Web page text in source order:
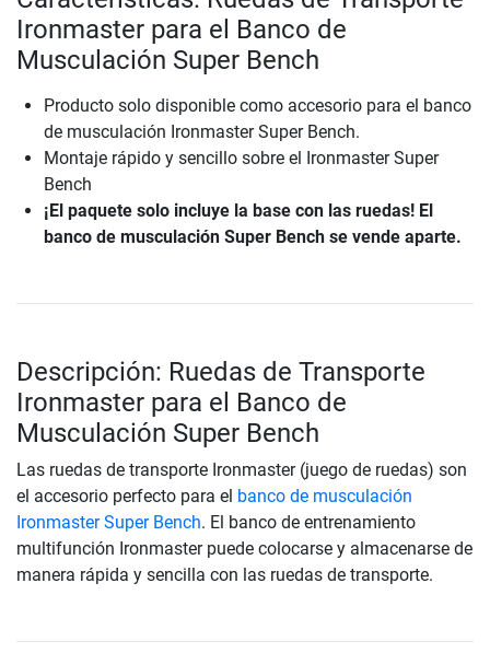
Ironmaster para el Banco de
Musculación Super Bench
Producto solo disponible como accesorio para el banco
de musculación Ironmaster Super Bench.
Montaje rápido y sencillo sobre el Ironmaster Super
Bench
¡El paquete solo incluye la base con las ruedas! El
banco de musculación Super Bench se vende aparte.
Descripción: Ruedas de Transporte
Ironmaster para el Banco de
Musculación Super Bench
Las ruedas de transporte Ironmaster (juego de ruedas) son
el accesorio perfecto para el banco de musculación
Ironmaster Super Bench. El banco de entrenamiento
multifunción Ironmaster puede colocarse y almacenarse de
manera rápida y sencilla con las ruedas de transporte.